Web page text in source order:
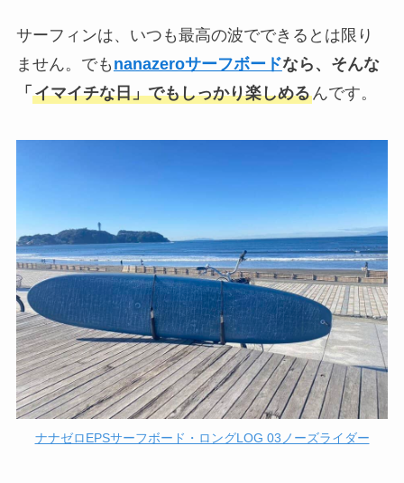
サーフィンは、いつも最高の波でできるとは限り
ません。でも nanazeroサーフボードなら、そんな
「 イマイチな日」でもしっかり楽しめるんです。
ナナゼロEPSサーフボード・ロングLOG 03ノーズライダー